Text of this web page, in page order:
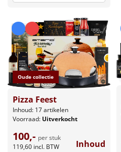
Oude collectie
Pizza Feest
Inhoud: 17 artikelen
Voorraad: Uitverkocht
100,- per stuk
119,60 incl. BTW Inhoud